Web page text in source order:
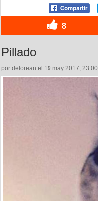
8
Pillado
por delorean el 19 may 2017, 23:00